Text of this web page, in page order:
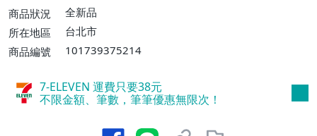
運費$60、滿5件或消費滿$1298免運
費】、宅配/貨運【單件運費$120、滿5件
商品狀況
全新品
所在地區
台北市
商品編號
101739375214
7-ELEVEN 運費只要38元
不限金額、筆數，筆筆優惠無限次！